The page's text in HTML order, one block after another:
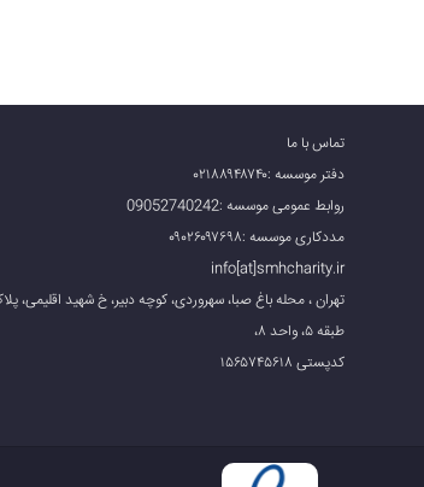
تماس با ما
دفتر موسسه :۰۲۱۸۸۹۴۸۷۴۰
روابط عمومی موسسه :09052740242
مددکاری موسسه :۰۹۰۲۶۰۹۷۶۹۸
info[at]smhcharity.ir
طبقه ۵، واحد ۸،
کدپستی ۱۵۶۵۷۴۵۶۱۸